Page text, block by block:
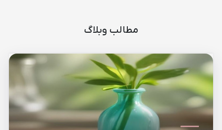
مطالب وبلاگ